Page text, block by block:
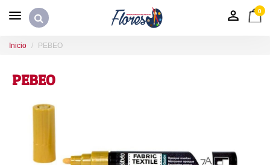
0
Inicio PEBEO
PEBEO